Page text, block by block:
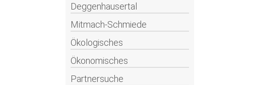
Deggenhausertal
Mitmach-Schmiede
Ökologisches
Ökonomisches
Partnersuche